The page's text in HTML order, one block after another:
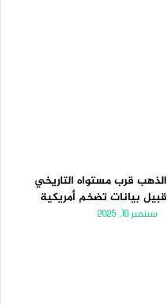
الذهب قرب مستواه التاريخي
قبيل بيانات تضخم أمريكية
سبتمبر 10, 2025